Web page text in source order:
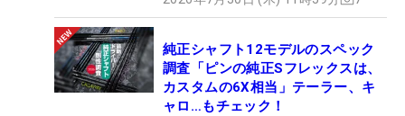
純正シャフト12モデルのスペック
調査「ピンの純正Sフレックスは、
カスタムの6X相当」テーラー、キ
ャロ…もチェック！